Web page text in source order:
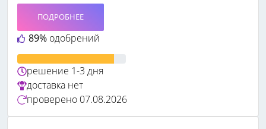
89% одобрений
ПОДРОБНЕЕ
решение 1-3 дня
доставка нет
проверено 07.08.2026